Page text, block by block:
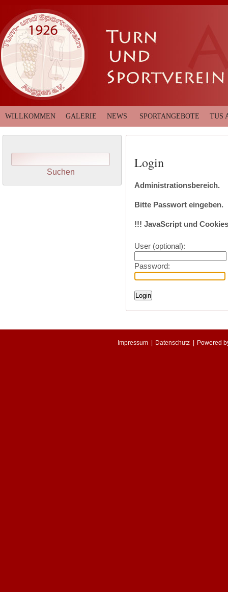
WILLKOMMEN GALERIE NEWS SPORTANGEBOTE TUS
Login
Administrationsbereich.
Bitte Passwort eingeben.
!!! JavaScript und
User (optional):
Password:
Impressum Datenschutz Powered